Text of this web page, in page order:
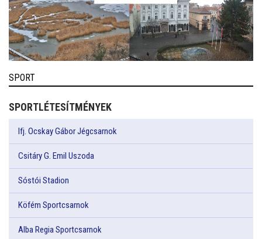
SPORT
SPORTLÉTESÍTMÉNYEK
Ifj. Ocskay Gábor Jégcsarnok
Csitáry G. Emil Uszoda
Sóstói Stadion
Köfém Sportcsarnok
Alba Regia Sportcsarnok